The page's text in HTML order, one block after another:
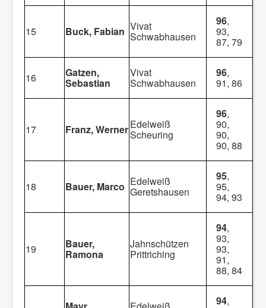
15 Buck, Fabian Vivat
Schwabhausen
96,
93,
87, 79
16 Gatzen,
Sebastian
Vivat
Schwabhausen
96,
91, 86
17 Franz, WernerEdelweiß
Scheuring
96,
90,
90,
90, 88
18 Bauer, Marco Edelweiß
Geretshausen
95,
95,
94, 93
19 Bauer,
Ramona
Jahnschützen
Prittriching
94,
93,
93,
91,
88, 84
94,